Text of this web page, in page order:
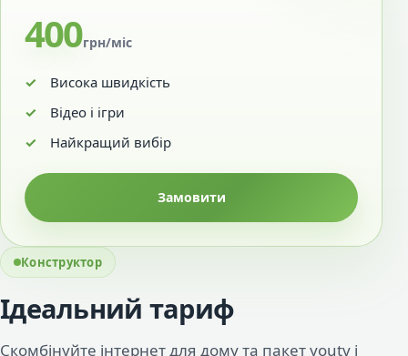
400грн/міс
Висока швидкість
Відео і ігри
Найкращий вибір
Замовити
Конструктор
Ідеальний тариф
Скомбінуйте інтернет для дому та пакет youtv і